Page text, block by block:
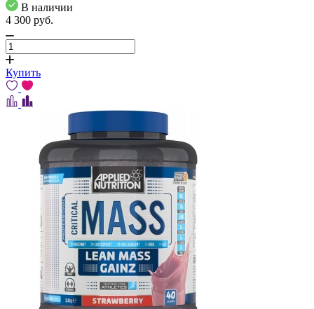
В наличии
4 300 pуб.
Купить